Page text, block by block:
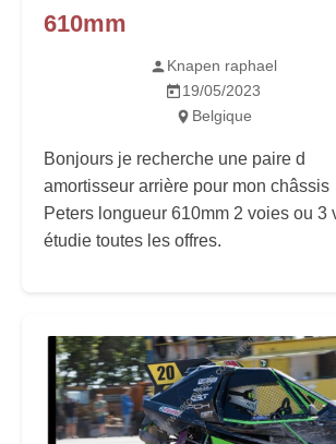
610mm
Knapen raphael
19/05/2023
Belgique
Bonjours je recherche une paire d
amortisseur arrière pour mon châssis
Peters longueur 610mm 2 voies ou 3
étudie toutes les offres.